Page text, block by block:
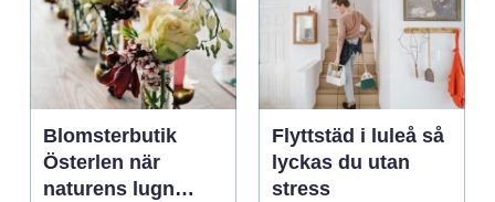
Blomsterbutik
Österlen när
naturens lugn
Flyttstäd i luleå så
lyckas du utan
stress